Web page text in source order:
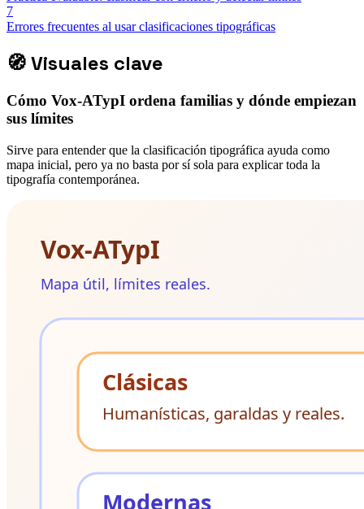
7
Errores frecuentes al usar clasificaciones tipográficas
🧭Visuales clave
Cómo Vox-ATypI ordena familias y dónde empiezan
sus límites
Sirve para entender que la clasificación tipográfica ayuda como
mapa inicial, pero ya no basta por sí sola para explicar toda la
tipografía contemporánea.